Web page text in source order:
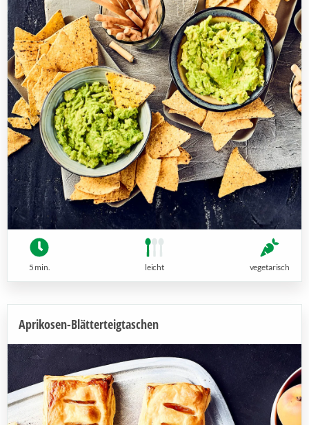
5 min. leicht vegetarisch
Aprikosen-Blätterteigtaschen